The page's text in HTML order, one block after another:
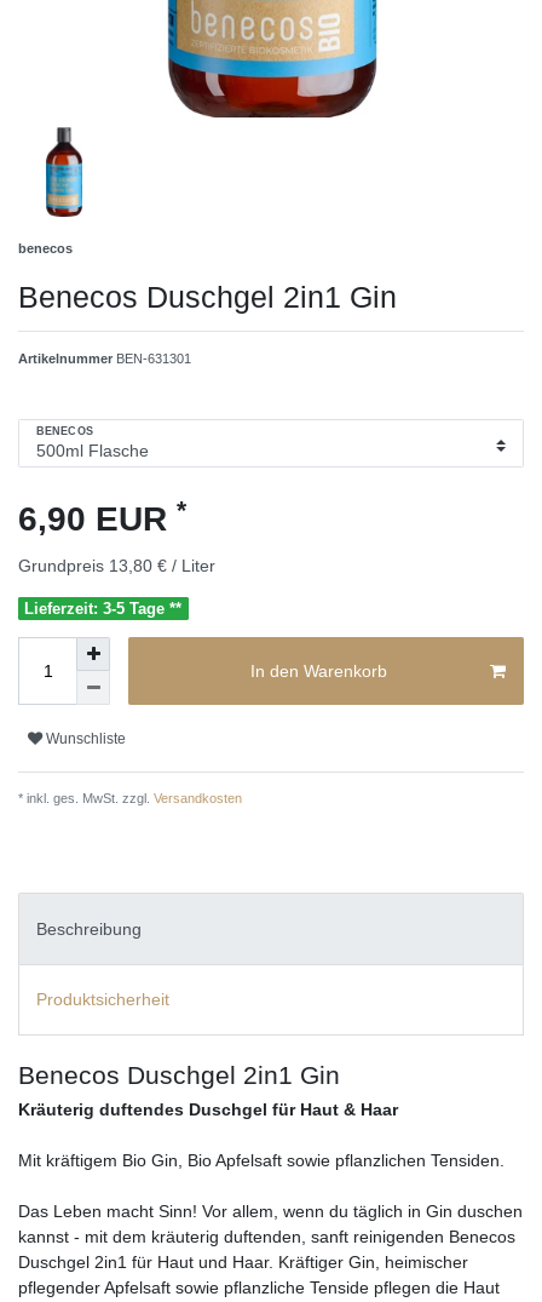
benecos
Benecos Duschgel 2in1 Gin
Artikelnummer BEN-631301
BENECOS
6,90 EUR *
Grundpreis 13,80 € / Liter
Lieferzeit: 3-5 Tage **
In den Warenkorb
Wunschliste
* inkl. ges. MwSt. zzgl. Versandkosten
Beschreibung
Produktsicherheit
Benecos Duschgel 2in1 Gin
Kräuterig duftendes Duschgel für Haut & Haar
Mit kräftigem Bio Gin, Bio Apfelsaft sowie pflanzlichen Tensiden.
Das Leben macht Sinn! Vor allem, wenn du täglich in Gin duschen
kannst - mit dem kräuterig duftenden, sanft reinigenden Benecos
Duschgel 2in1 für Haut und Haar. Kräftiger Gin, heimischer
pflegender Apfelsaft sowie pflanzliche Tenside pflegen die Haut